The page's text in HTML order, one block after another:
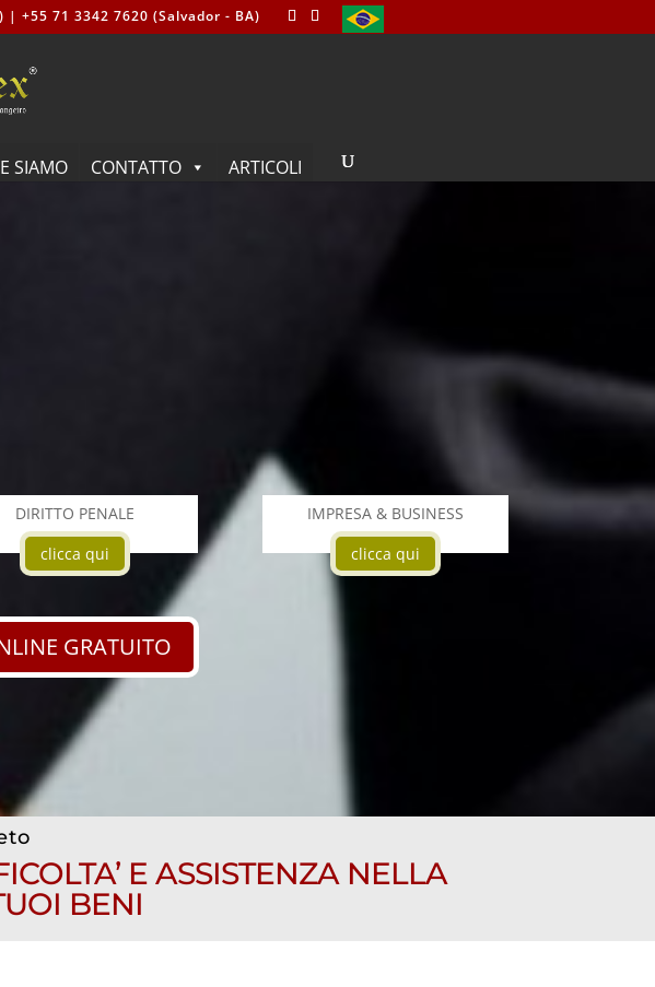
| +55 71 3342 7620 (Salvador - BA)
SIAMO CONTATTO ARTICOLI
DIRITTO PENALE
clicca qui
IMPRESA & BUSINESS
clicca qui
GRATUITO
E ASSISTENZA NELLA
BENI